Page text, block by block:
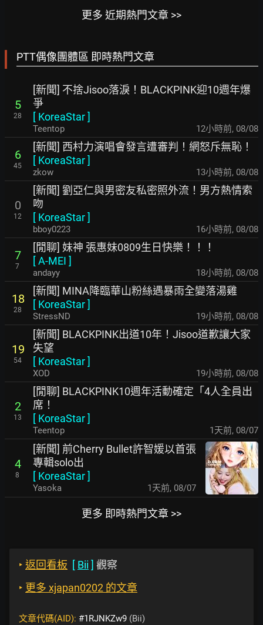
更多 近期熱門文章 >>
PTT偶像團體區 即時熱門文章
5
28
[新聞] 不捨Jisoo落淚！BLACKPINK迎10週年爆
爭
[ KoreaStar]
Teentop 12小時前, 08/08
6
45
[新聞] 西村力演唱會發言遭審判！網怒斥無恥！
[ KoreaStar]
zkow 13小時前, 08/08
0
12
[新聞] 劉亞仁與男密友私密照外流！男方熱情索
吻
[ KoreaStar]
bboy0223 16小時前, 08/08
7
7
[閒聊] 妹神 張惠妹0809生日快樂！！！
[A-MEI ]
andayy 18小時前, 08/08
18
28
[新聞] MINA降臨華山粉絲遇暴雨全變落湯雞
[ KoreaStar]
StressND 19小時前, 08/08
19
54
[新聞] BLACKPINK出道10年！Jisoo道歉讓大家
失望
[ KoreaStar]
XOD 19小時前, 08/08
2
13
[閒聊] BLACKPINK10週年活動確定「4人全員出
席！
[ KoreaStar]
Teentop 1天前, 08/07
4
8
[新聞] 前Cherry Bullet許智媛以首張
專輯solo出
[ KoreaStar]
Yasoka 1天前, 08/07
更多 即時熱門文章 >>
‣ 返回看板 [ Bii ] 觀察
‣ 更多 xjapan0202 的文章
文章代碼(AID): #1RJNKZw9 (Bii)